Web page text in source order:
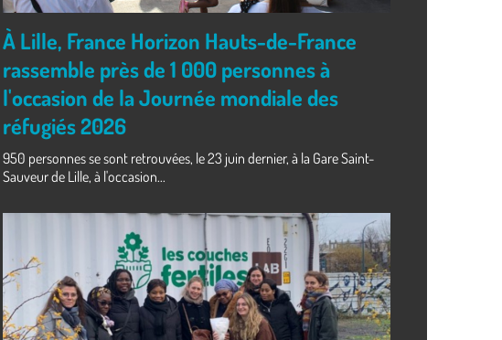
À Lille, France Horizon Hauts-de-France
rassemble près de 1 000 personnes à
l'occasion de la Journée mondiale des
réfugiés 2026
950 personnes se sont retrouvées, le 23 juin dernier, à la Gare Saint-
Sauveur de Lille, à l'occasion...